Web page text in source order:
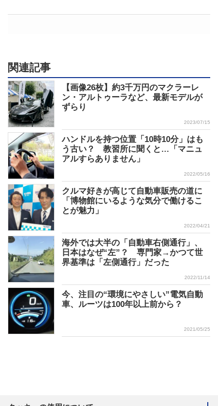
関連記事
【画像26枚】約3千万円のマクラーレ
ン・アルトゥーラなど、最新モデルが
ずらり
2023/07/15
ハンドルを持つ位置「10時10分」はも
う古い？ 教習所に聞くと…「マニュ
アルすらありません」
2022/05/16
クルマ好きが高じて自動車販売の道に
「博物館にいるような気分で働けるこ
とが魅力」
2022/04/21
海外では大半の「自動車右側通行」、
日本はなぜ“左”？ 専門家→かつて世
界基準は「左側通行」だった
2022/11/14
今、注目の“環境にやさしい”電気自動
車、ルーツは100年以上前から？
2021/05/25